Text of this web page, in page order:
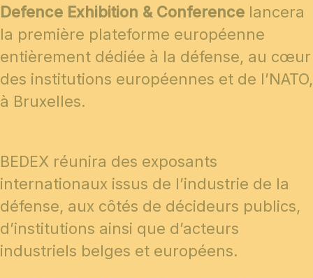
Defence Exhibition & Conference lancera
la première plateforme européenne
entièrement dédiée à la défense, au cœur
des institutions européennes et de l’NATO,
à Bruxelles.
BEDEX réunira des exposants
internationaux issus de l’industrie de la
défense, aux côtés de décideurs publics,
d’institutions ainsi que d’acteurs
industriels belges et européens.